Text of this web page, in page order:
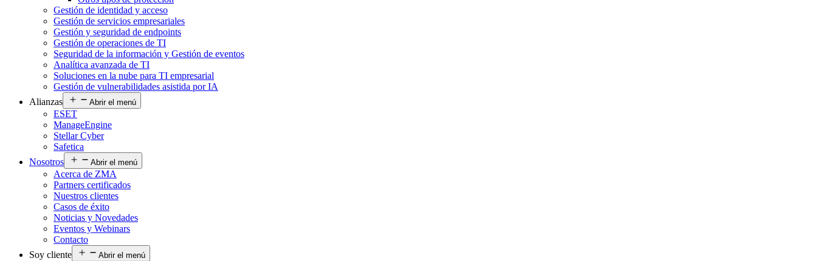
Gestión de identidad y acceso
Gestión de servicios empresariales
Gestión y seguridad de endpoints
Gestión de operaciones de TI
Seguridad de la información y Gestión de eventos
Analítica avanzada de TI
Soluciones en la nube para TI empresarial
Gestión de vulnerabilidades asistida por IA
Alianzas
Abrir el menú
ESET
ManageEngine
Stellar Cyber
Safetica
Nosotros
Abrir el menú
Acerca de ZMA
Partners certificados
Nuestros clientes
Casos de éxito
Noticias y Novedades
Eventos y Webinars
Contacto
Soy cliente
Abrir el menú